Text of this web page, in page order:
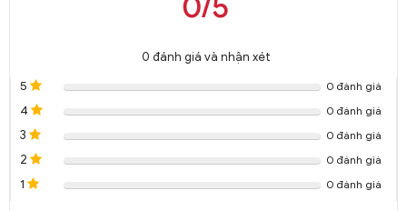
Quạt trần đèn cổ điển có đèn lồng QTT 6976A
0 đánh giá và nhận xét
5
0 đánh giá
4 0 đánh giá
3 0 đánh giá
2 0 đánh giá
1 0 đánh giá